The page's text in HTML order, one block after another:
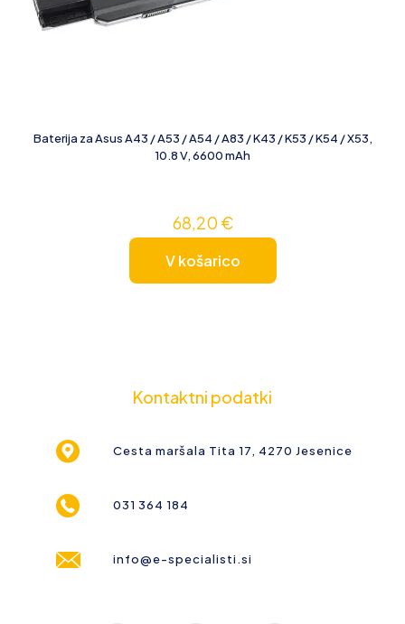
Baterija za Asus A43 / A53 / A54 / A83 / K43 / K53 / K54 / X53,
10.8 V, 6600 mAh
68,20 €
V košarico
Kontaktni podatki
Cesta maršala Tita 17, 4270 Jesenice
031 364 184
info@e-specialisti.si